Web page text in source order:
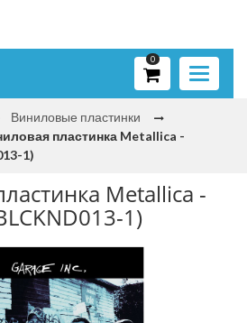
Toggle
0
Виниловые пластинки
пластинка Metallica -
1)
Metallica -
1)